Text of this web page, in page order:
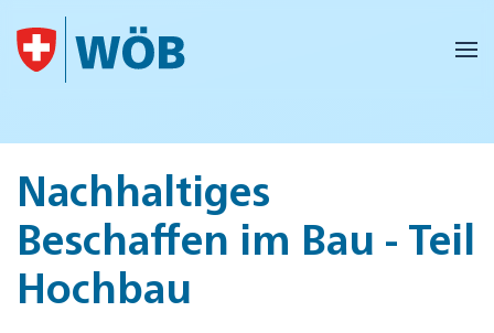
Skip to main content
Nachhaltiges
Beschaffen im Bau - Teil
Hochbau